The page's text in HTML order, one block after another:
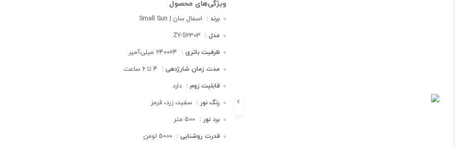
برند : اسمال سان | Small Sun
مدل : ZY-S2303
ظرفیت باتری : 4×2400 میلی‌آمپر
مدت زمان شارژدهی : 4 تا 6 ساعت
قابلیت زوم : دارد
رنگ نور : سفید، زرد، قرمز
برد نور : 500 متر
قدرت روشنایی : 5000 لومن